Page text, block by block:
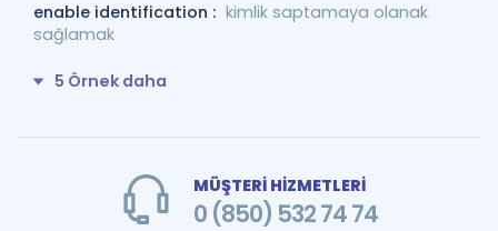
enable identification : kimlik saptamaya olanak
sağlamak
5 Örnek daha
MÜŞTERİ HİZMETLERİ
0 (850) 532 74 74